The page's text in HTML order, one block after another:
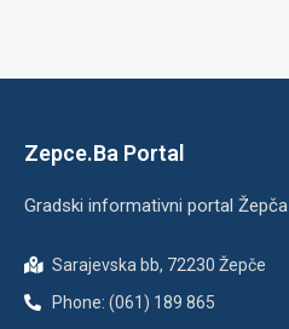
Zepce.Ba Portal
Gradski informativni portal Žepča
Sarajevska bb, 72230 Žepče
Phone: (061) 189 865